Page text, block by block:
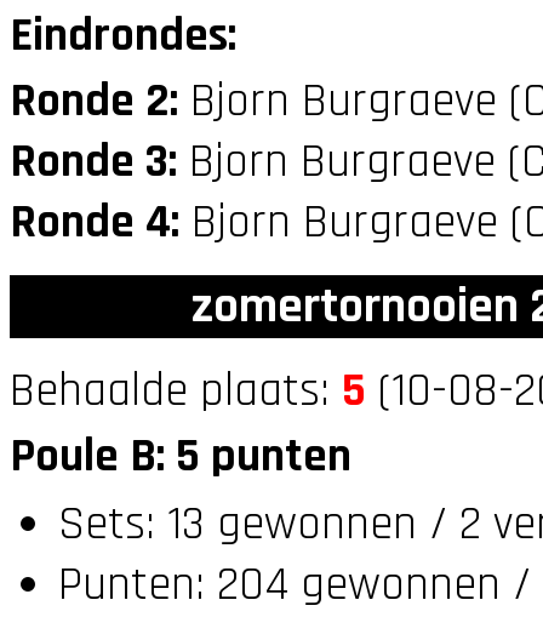
Eindrondes:
Ronde 2: Bjorn Burgraeve
Ronde 3: Bjorn Burgraeve
Ronde 4: Bjorn Burgraeve
zomertornooien
Behaalde plaats: 5 (10-08-
Poule B: 5 punten
Sets: 13 gewonnen / 2
Punten: 204 gewonnen /